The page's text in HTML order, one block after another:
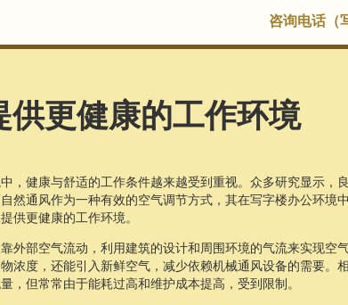
咨询电话（
更健康的工作环境
，健康与舒适的工作条件越来越受到重视。众多研究显示，
然通风作为一种有效的空气调节方式，其在写字楼办公环境
供更健康的工作环境。
外部空气流动，利用建筑的设计和周围环境的气流来实现空
浓度，还能引入新鲜空气，减少依赖机械通风设备的需要。
，但常常由于能耗过高和维护成本提高，受到限制。